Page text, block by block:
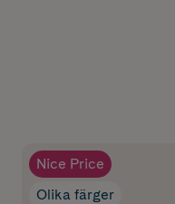
Nice Price
Olika färger